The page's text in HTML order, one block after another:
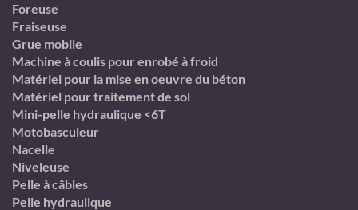
Foreuse
Fraiseuse
Grue mobile
Machine à coulis pour enrobé à froid
Matériel pour la mise en oeuvre du béton
Matériel pour traitement de sol
Mini-pelle hydraulique <6T
Motobasculeur
Nacelle
Niveleuse
Pelle à câbles
Pelle hydraulique